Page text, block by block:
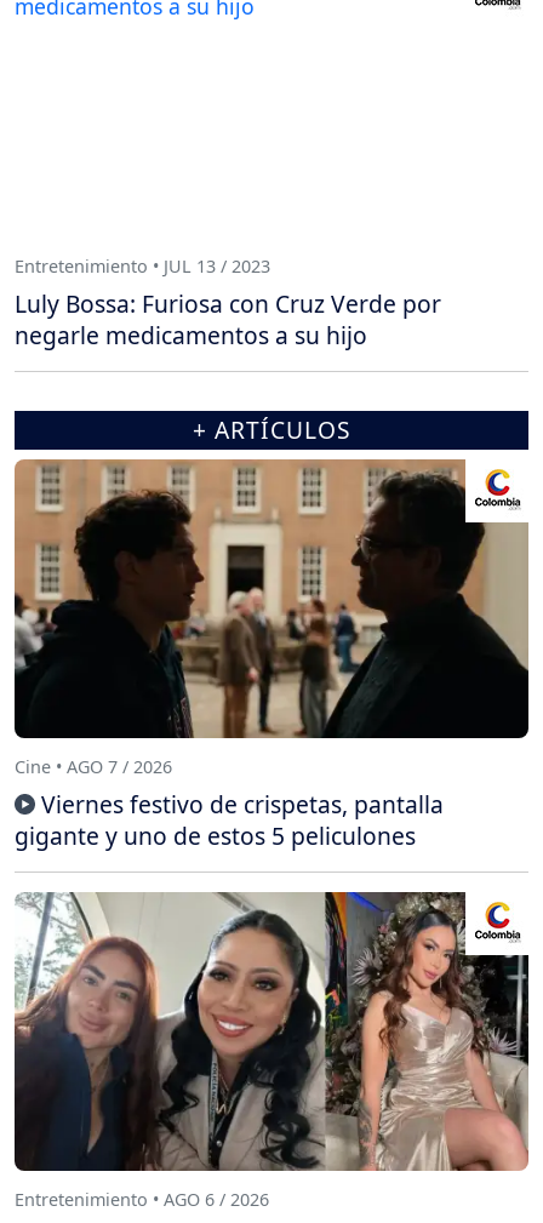
Entretenimiento • JUL 13 / 2023
Luly Bossa: Furiosa con Cruz Verde por
negarle medicamentos a su hijo
+ ARTÍCULOS
Cine • AGO 7 / 2026
Viernes festivo de crispetas, pantalla
gigante y uno de estos 5 peliculones
Entretenimiento • AGO 6 / 2026